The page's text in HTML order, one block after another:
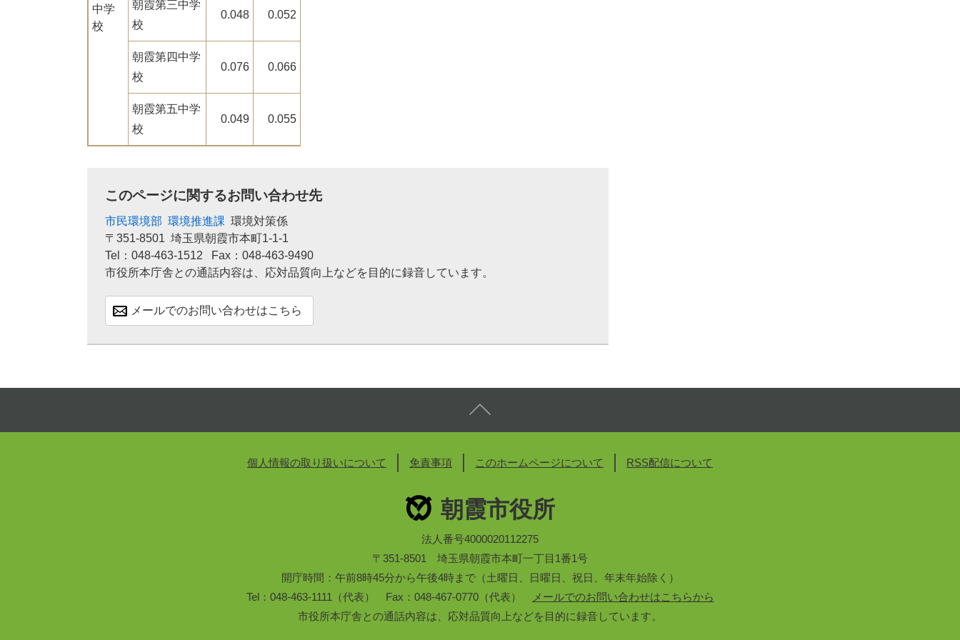
中学
校
朝霞第三中学
校
0.048 0.052
朝霞第四中学
校
0.076 0.066
朝霞第五中学
校
0.049 0.055
このページに関するお問い合わせ先
市民環境部 環境推進課 環境対策係
〒351-8501 埼玉県朝霞市本町1-1-1
Tel：048-463-1512
Fax：048-463-9490
市役所本庁舎との通話内容は、応対品質向上などを目的に録音しています。
メールでのお問い合わせはこちら
個人情報の取り扱いについて 免責事項 このホームページについて RSS配信について
朝霞市役所
法人番号4000020112275
〒351-8501 埼玉県朝霞市本町一丁目1番1号
開庁時間：午前8時45分から午後4時まで（土曜日、日曜日、祝日、年末年始除く）
Tel：048-463-1111（代表） Fax：048-467-0770（代表）
メールでのお問い合わせはこちらから
市役所本庁舎との通話内容は、応対品質向上などを目的に録音しています。